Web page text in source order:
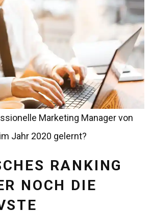
Marketing Manager von
Jahr 2020 gelernt?
RANKING
NOCH DIE